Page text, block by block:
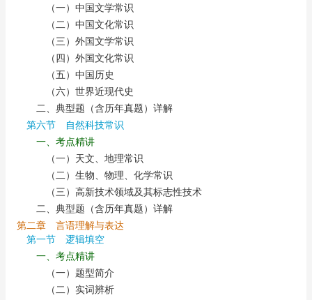
（一）中国文学常识
（二）中国文化常识
（三）外国文学常识
（四）外国文化常识
（五）中国历史
（六）世界近现代史
二、典型题（含历年真题）详解
第六节 自然科技常识
一、考点精讲
（一）天文、地理常识
（二）生物、物理、化学常识
（三）高新技术领域及其标志性技术
二、典型题（含历年真题）详解
第二章 言语理解与表达
第一节 逻辑填空
一、考点精讲
（一）题型简介
（二）实词辨析